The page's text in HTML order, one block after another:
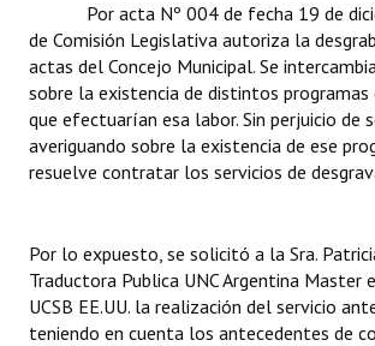
NORMATIVA
Comunicaciones
Declaraciones
Resoluciones de Presidencia
INSTITUCIONAL
Por acta Nº 004 de fecha 19 de
de Comisión Legislativa autoriza la
actas del Concejo Municipal. Se
sobre la existencia de distintos programas
que efectuarían esa labor. Sin perjuicio de
averiguando sobre la existencia de ese
resuelve contratar los servicios de
Por lo expuesto, se solicitó a la Sra.
Traductora Publica UNC Argentina Master
UCSB EE.UU. la realización del servicio
teniendo en cuenta los antecedentes de